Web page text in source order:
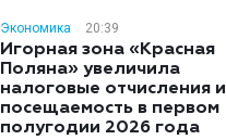
Экономика 20:39
Игорная зона «Красная
Поляна» увеличила
налоговые отчисления и
посещаемость в первом
полугодии 2026 года